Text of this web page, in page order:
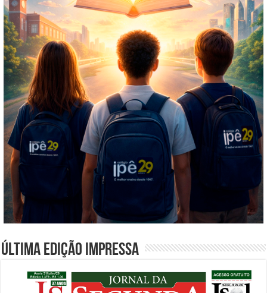
Última edição impressa